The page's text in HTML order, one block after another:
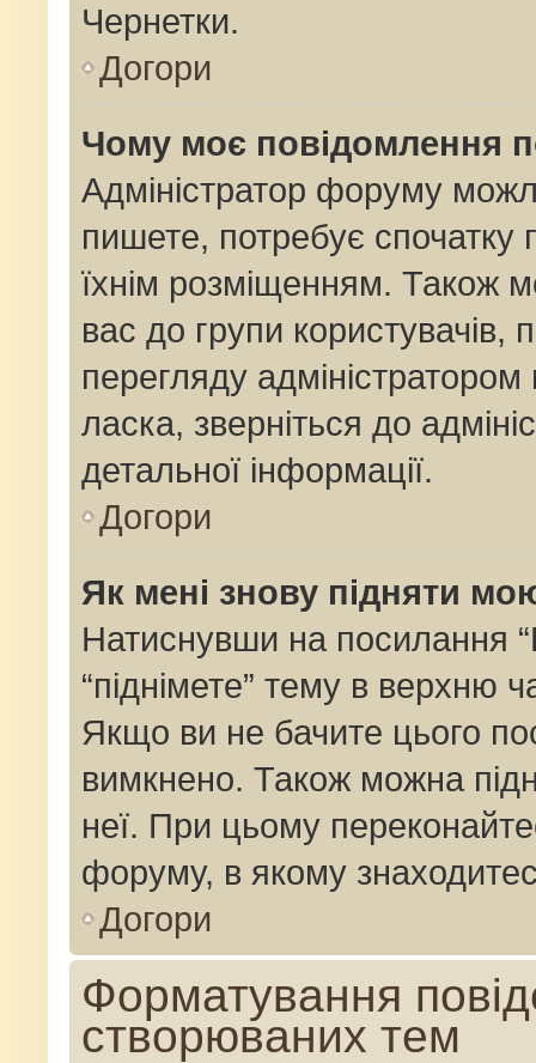
Чернетки.
Догори
Чому моє повідомлення
Адміністратор форуму
пишете, потребує спочатку
їхнім розміщенням. Також
вас до групи
перегляду
ласка, зверніться до
детальної інформації.
Догори
Як мені знову підняти
Натиснувши на посилання
“піднімете” тему в верхню
Якщо ви не бачите цього
вимкнено. Також можна
неї. При цьому
форуму, в якому
Догори
Форматування
створюваних тем